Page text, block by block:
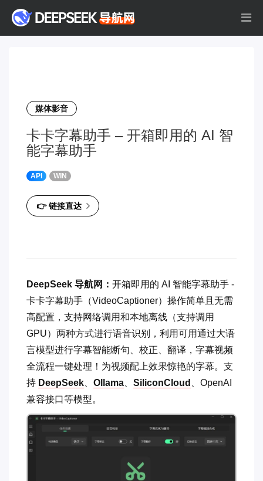
媒体影音
卡卡字幕助手 – 开箱即用的 AI 智
能字幕助手
API WIN
👉 链接直达
DeepSeek 导航网： 开箱即用的 AI 智能字幕助手 -
卡卡字幕助手（VideoCaptioner）操作简单且无需
高配置，支持网络调用和本地离线（支持调用
GPU）两种方式进行语音识别，利用可用通过大语
言模型进行字幕智能断句、校正、翻译，字幕视频
全流程一键处理！为视频配上效果惊艳的字幕。支
持 DeepSeek Ollama SiliconCloud
、OpenAI
兼容接口等模型。